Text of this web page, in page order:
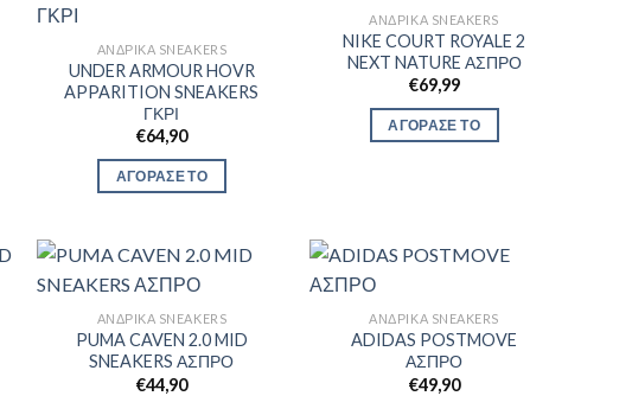
ΑΝΔΡΙΚΆ SNEAKERS
UNDER ARMOUR HOVR
APPARITION SNEAKERS
ΓΚΡΙ
€64,90
ΑΓΟΡΑΣΕ ΤΟ
ΑΝΔΡΙΚΆ SNEAKERS
NIKE COURT ROYALE 2
NEXT NATURE ΑΣΠΡΟ
€69,99
ΑΓΟΡΑΣΕ ΤΟ
ΑΝΔΡΙΚΆ SNEAKERS
PUMA CAVEN 2.0 MID
SNEAKERS ΑΣΠΡΟ
€44,90
ΑΝΔΡΙΚΆ SNEAKERS
ADIDAS POSTMOVE
ΑΣΠΡΟ
€49,90